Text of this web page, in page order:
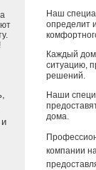
Наш
определит
Каждый
ситуацию,
решений.
Наши
дома.
компании